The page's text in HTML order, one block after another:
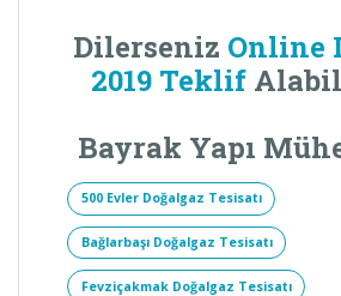
Dilerseniz Online
2019 Teklif
Bayrak Yapı
500 Evler Doğalgaz Tesisatı
Bağlarbaşı Doğalgaz Tesisatı
Fevziçakmak Doğalgaz Tesisatı